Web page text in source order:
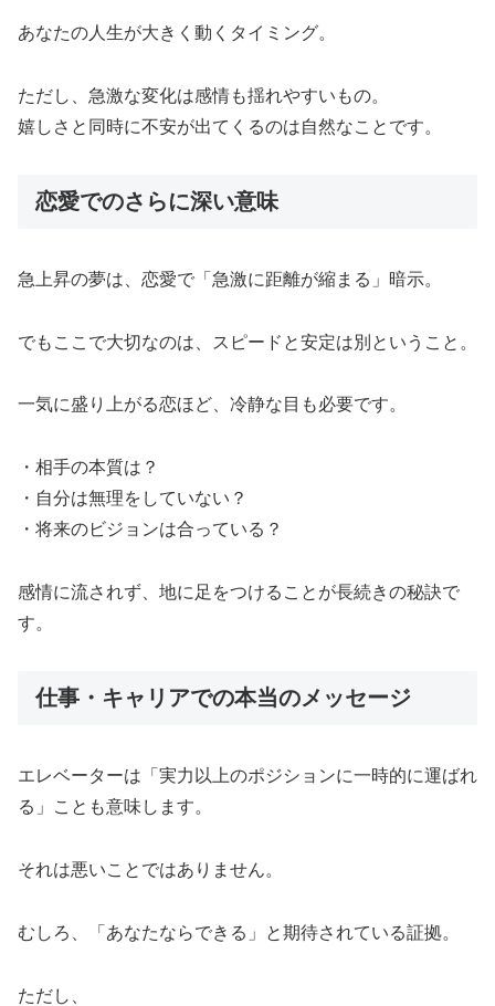
あなたの人生が大きく動くタイミング。
ただし、急激な変化は感情も揺れやすいもの。
嬉しさと同時に不安が出てくるのは自然なことです。
恋愛でのさらに深い意味
急上昇の夢は、恋愛で「急激に距離が縮まる」暗示。
でもここで大切なのは、スピードと安定は別ということ。
一気に盛り上がる恋ほど、冷静な目も必要です。
・相手の本質は？
・自分は無理をしていない？
・将来のビジョンは合っている？
感情に流されず、地に足をつけることが長続きの秘訣で
す。
仕事・キャリアでの本当のメッセージ
エレベーターは「実力以上のポジションに一時的に運ばれ
る」ことも意味します。
それは悪いことではありません。
むしろ、「あなたならできる」と期待されている証拠。
ただし、